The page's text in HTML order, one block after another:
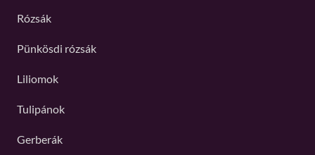
Rózsák
Pünkösdi rózsák
Liliomok
Tulipánok
Gerberák